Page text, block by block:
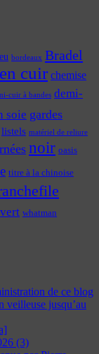
bordeaux Bradel
cuir chemise
cuir à bandes demi-
soie gardes
listels matériel de reliure
noir oasis
titre à la chinoise
vert whatman
de ce blog
veilleuse jusqu’au
(3)